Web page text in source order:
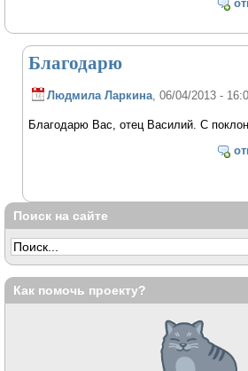
Благодарю
Людмила Ларкина, 06/04/2013 -
Благодарю Вас, отец Василий. С
Поиск на сайте
Как помочь проекту?